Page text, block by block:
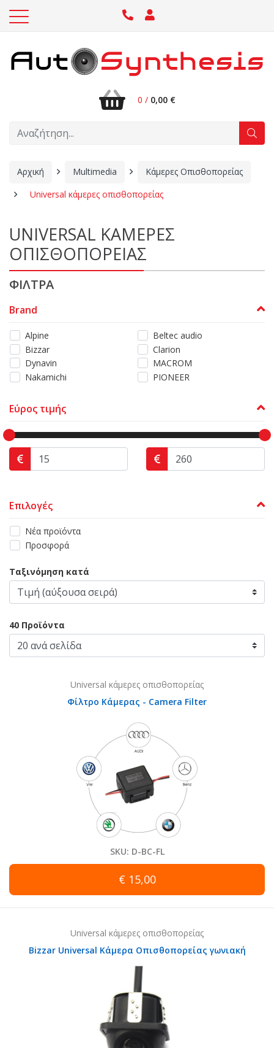
0 / 0,00 €
Αρχική Multimedia
Κάμερες Οπισθοπορείας
Universal κάμερες οπισθοπορείας
UNIVERSAL ΚΑΜΕΡΕΣ
ΟΠΙΣΘΟΠΟΡΕΙΑΣ
ΦΙΛΤΡΑ
Brand
Alpine
Beltec audio
Bizzar
Clarion
Dynavin
MACROM
Nakamichi
PIONEER
Εύρος τιμής
Επιλογές
Νέα προϊόντα
Προσφορά
Ταξινόμηση κατά
40 Προϊόντα
Universal κάμερες οπισθοπορείας
Φίλτρο Κάμερας - Camera Filter
SKU: D-BC-FL
€ 15,00
Universal κάμερες οπισθοπορείας
Bizzar Universal Κάμερα Οπισθοπορείας γωνιακή